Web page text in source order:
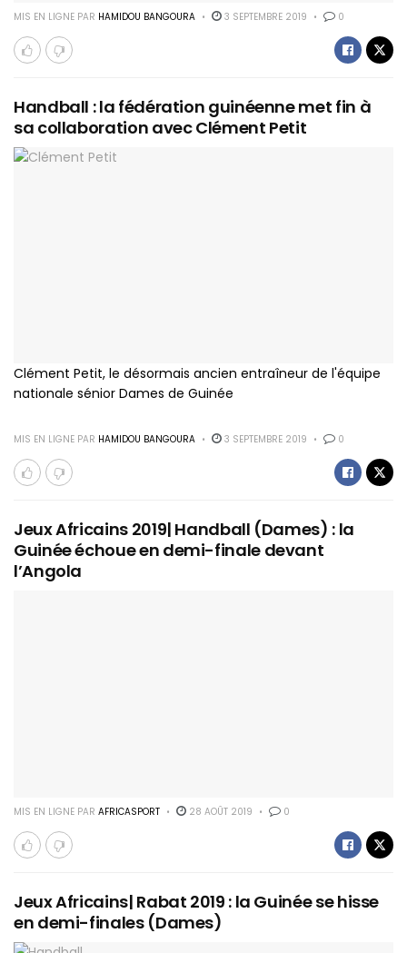
MIS EN LIGNE PAR HAMIDOU BANGOURA 3 SEPTEMBRE 2019 0
Handball : la fédération guinéenne met fin à
sa collaboration avec Clément Petit
Clément Petit, le désormais ancien entraîneur de l'équipe
nationale sénior Dames de Guinée
MIS EN LIGNE PAR HAMIDOU BANGOURA 3 SEPTEMBRE 2019 0
Jeux Africains 2019| Handball (Dames) : la
Guinée échoue en demi-finale devant
l’Angola
MIS EN LIGNE PAR AFRICASPORT 28 AOÛT 2019 0
Jeux Africains| Rabat 2019 : la Guinée se hisse
en demi-finales (Dames)